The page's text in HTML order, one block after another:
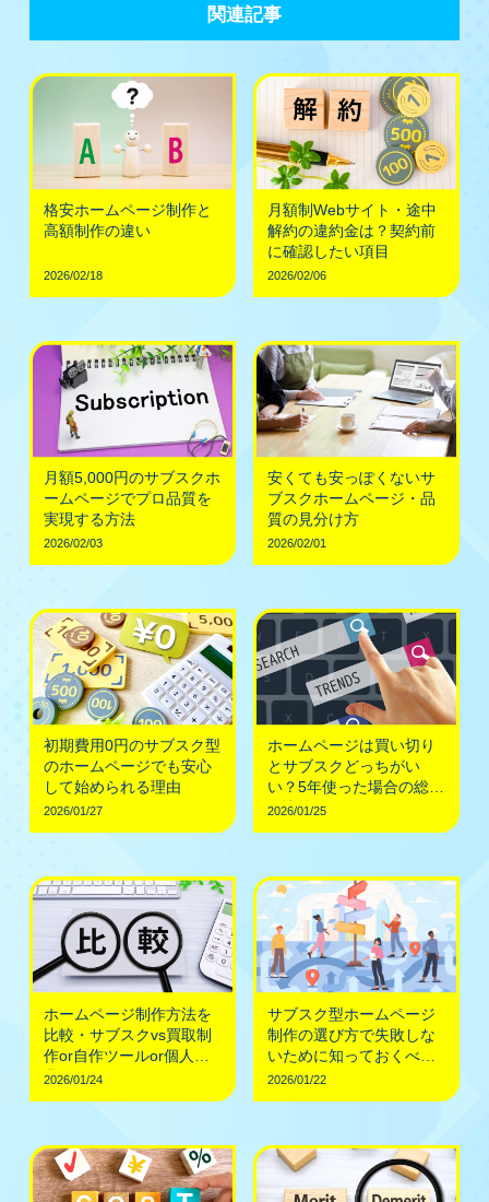
関連記事
格安ホームページ制作と
高額制作の違い
2026/02/18
月額制Webサイト・途中
解約の違約金は？契約前
に確認したい項目
2026/02/06
月額5,000円のサブスクホ
ームページでプロ品質を
実現する方法
2026/02/03
安くても安っぽくないサ
ブスクホームページ・品
質の見分け方
2026/02/01
初期費用0円のサブスク型
のホームページでも安心
して始められる理由
2026/01/27
ホームページは買い切り
とサブスクどっちがい
い？5年使った場合の総額
で比較
2026/01/25
ホームページ制作方法を
比較・サブスクvs買取制
作or自作ツールor個人副
業
2026/01/24
サブスク型ホームページ
制作の選び方で失敗しな
いために知っておくべき
こと
2026/01/22